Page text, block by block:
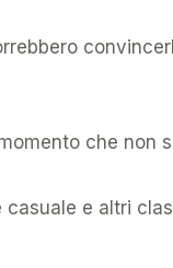
che non
casuale e altri